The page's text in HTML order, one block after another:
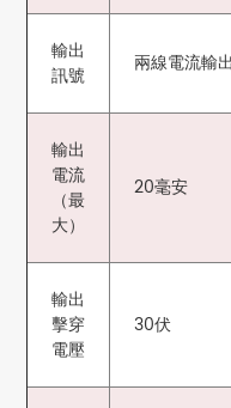
輸出
訊號
兩線電流輸
輸出
電流
（最
大）
20毫安
輸出
擊穿
電壓
30伏